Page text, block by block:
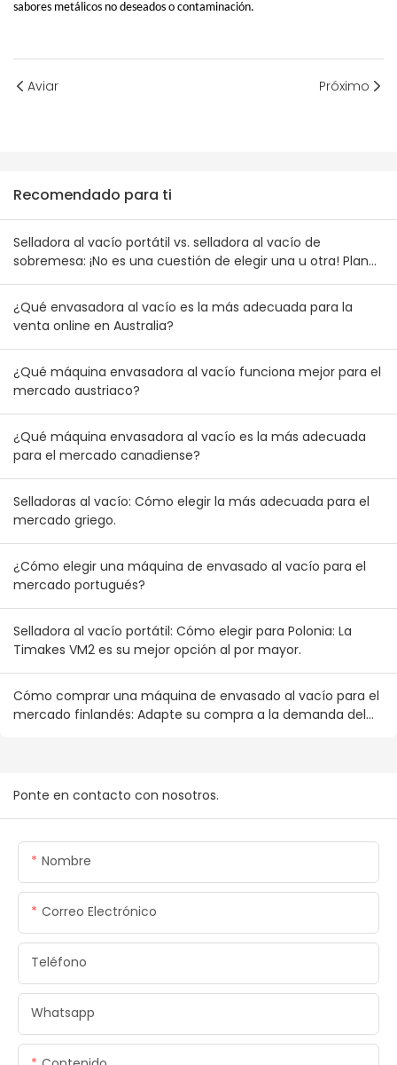
sabores metálicos no deseados o contaminación.
Aviar Próximo
Recomendado para ti
Selladora al vacío portátil vs. selladora al vacío de
sobremesa: ¡No es una cuestión de elegir una u otra! Plan
de combinación de inventario para mayoristas australianos
y neozelandeses
¿Qué envasadora al vacío es la más adecuada para la
venta online en Australia?
¿Qué máquina envasadora al vacío funciona mejor para el
mercado austriaco?
¿Qué máquina envasadora al vacío es la más adecuada
para el mercado canadiense?
Selladoras al vacío: Cómo elegir la más adecuada para el
mercado griego.
¿Cómo elegir una máquina de envasado al vacío para el
mercado portugués?
Selladora al vacío portátil: Cómo elegir para Polonia: La
Timakes VM2 es su mejor opción al por mayor.
Cómo comprar una máquina de envasado al vacío para el
mercado finlandés: Adapte su compra a la demanda del
Ponte en contacto con nosotros.
Nombre
Correo Electrónico
Teléfono
Whatsapp